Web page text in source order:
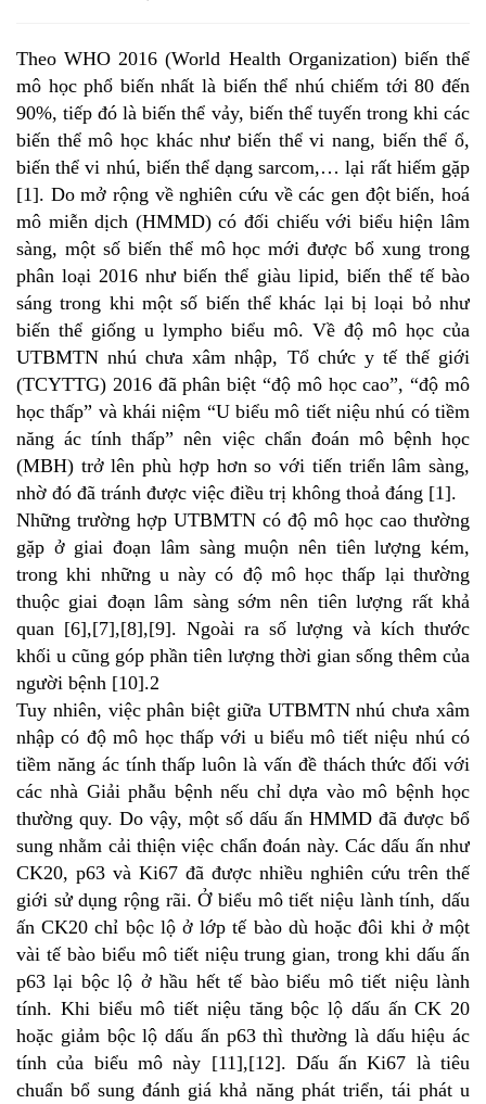
Theo WHO 2016 (World Health Organization) biến thể
mô học phổ biến nhất là biến thể nhú chiếm tới 80 đến
90%, tiếp đó là biến thể vảy, biến thể tuyến trong khi các
biến thể mô học khác như biến thể vi nang, biến thể ổ,
biến thể vi nhú, biến thể dạng sarcom,… lại rất hiếm gặp
[1]. Do mở rộng về nghiên cứu về các gen đột biến, hoá
mô miễn dịch (HMMD) có đối chiếu với biểu hiện lâm
sàng, một số biến thể mô học mới được bổ xung trong
phân loại 2016 như biến thể giàu lipid, biến thể tế bào
sáng trong khi một số biến thể khác lại bị loại bỏ như
biến thể giống u lympho biểu mô. Về độ mô học của
UTBMTN nhú chưa xâm nhập, Tổ chức y tế thế giới
(TCYTTG) 2016 đã phân biệt “độ mô học cao”, “độ mô
học thấp” và khái niệm “U biểu mô tiết niệu nhú có tiềm
năng ác tính thấp” nên việc chẩn đoán mô bệnh học
(MBH) trở lên phù hợp hơn so với tiến triển lâm sàng,
nhờ đó đã tránh được việc điều trị không thoả đáng [1].
Những trường hợp UTBMTN có độ mô học cao thường
gặp ở giai đoạn lâm sàng muộn nên tiên lượng kém,
trong khi những u này có độ mô học thấp lại thường
thuộc giai đoạn lâm sàng sớm nên tiên lượng rất khả
quan [6],[7],[8],[9]. Ngoài ra số lượng và kích thước
khối u cũng góp phần tiên lượng thời gian sống thêm của
người bệnh [10].2
Tuy nhiên, việc phân biệt giữa UTBMTN nhú chưa xâm
nhập có độ mô học thấp với u biểu mô tiết niệu nhú có
tiềm năng ác tính thấp luôn là vấn đề thách thức đối với
các nhà Giải phẫu bệnh nếu chỉ dựa vào mô bệnh học
thường quy. Do vậy, một số dấu ấn HMMD đã được bổ
sung nhằm cải thiện việc chẩn đoán này. Các dấu ấn như
CK20, p63 và Ki67 đã được nhiều nghiên cứu trên thế
giới sử dụng rộng rãi. Ở biểu mô tiết niệu lành tính, dấu
ấn CK20 chỉ bộc lộ ở lớp tế bào dù hoặc đôi khi ở một
vài tế bào biểu mô tiết niệu trung gian, trong khi dấu ấn
p63 lại bộc lộ ở hầu hết tế bào biểu mô tiết niệu lành
tính. Khi biểu mô tiết niệu tăng bộc lộ dấu ấn CK 20
hoặc giảm bộc lộ dấu ấn p63 thì thường là dấu hiệu ác
tính của biểu mô này [11],[12]. Dấu ấn Ki67 là tiêu
chuẩn bổ sung đánh giá khả năng phát triển, tái phát u